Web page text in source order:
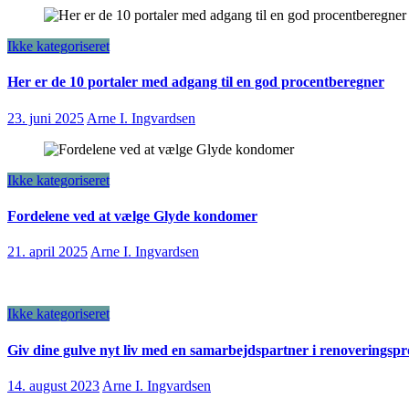
Ikke kategoriseret
Her er de 10 portaler med adgang til en god procentberegner
23. juni 2025 Arne I. Ingvardsen
Ikke kategoriseret
Fordelene ved at vælge Glyde kondomer
21. april 2025 Arne I. Ingvardsen
Ikke kategoriseret
Giv dine gulve nyt liv med en samarbejdspartner i
14. august 2023 Arne I. Ingvardsen